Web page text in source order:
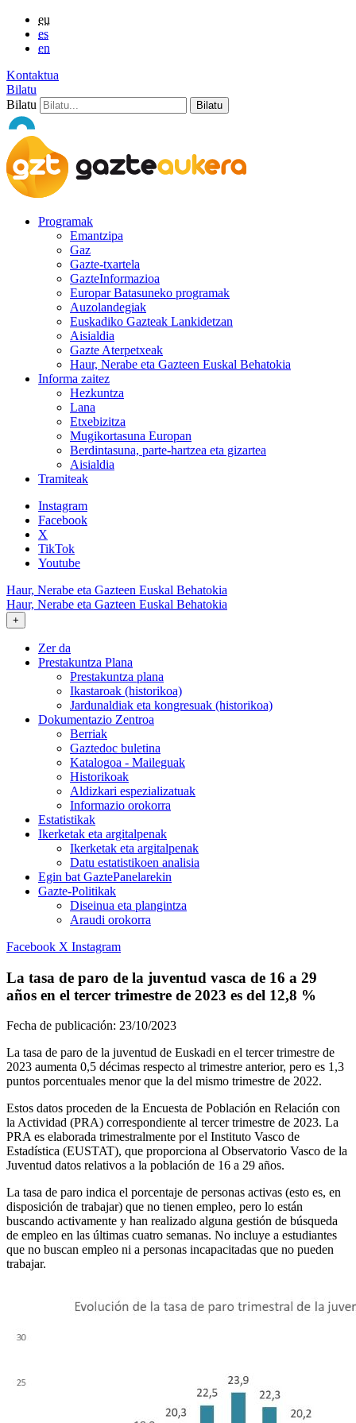
eu
es
en
Kontaktua
Bilatu
Bilatu
Programak
Emantzipa
Gaz
Gazte-txartela
GazteInformazioa
Europar Batasuneko programak
Auzolandegiak
Euskadiko Gazteak Lankidetzan
Aisialdia
Gazte Aterpetxeak
Haur, Nerabe eta Gazteen Euskal Behatokia
Informa zaitez
Hezkuntza
Lana
Etxebizitza
Mugikortasuna Europan
Berdintasuna, parte-hartzea eta gizartea
Aisialdia
Tramiteak
Instagram
Facebook
X
TikTok
Youtube
Haur, Nerabe eta Gazteen Euskal Behatokia
Haur, Nerabe eta Gazteen Euskal Behatokia
+
Zer da
Prestakuntza Plana
Prestakuntza plana
Ikastaroak (historikoa)
Jardunaldiak eta kongresuak (historikoa)
Dokumentazio Zentroa
Berriak
Gaztedoc buletina
Katalogoa - Maileguak
Historikoak
Aldizkari espezializatuak
Informazio orokorra
Estatistikak
Ikerketak eta argitalpenak
Ikerketak eta argitalpenak
Datu estatistikoen analisia
Egin bat GaztePanelarekin
Gazte-Politikak
Diseinua eta plangintza
Araudi orokorra
Facebook X Instagram
La tasa de paro de la juventud vasca de 16 a 29
años en el tercer trimestre de 2023 es del 12,8 %
Fecha de publicación: 23/10/2023
La tasa de paro de la juventud de Euskadi en el tercer trimestre de
2023 aumenta 0,5 décimas respecto al trimestre anterior, pero es 1,3
puntos porcentuales menor que la del mismo trimestre de 2022.
Estos datos proceden de la Encuesta de Población en Relación con
la Actividad (PRA) correspondiente al tercer trimestre de 2023. La
PRA es elaborada trimestralmente por el Instituto Vasco de
Estadística (EUSTAT), que proporciona al Observatorio Vasco de la
Juventud datos relativos a la población de 16 a 29 años.
La tasa de paro indica el porcentaje de personas activas (esto es, en
disposición de trabajar) que no tienen empleo, pero lo están
buscando activamente y han realizado alguna gestión de búsqueda
de empleo en las últimas cuatro semanas. No incluye a estudiantes
que no buscan empleo ni a personas incapacitadas que no pueden
trabajar.